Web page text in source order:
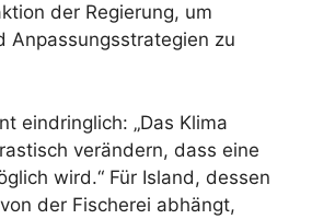
der Regierung, um
Anpassungsstrategien zu
eindringlich: „Das Klima
verändern, dass eine
wird.“ Für Island, dessen
der Fischerei abhängt,